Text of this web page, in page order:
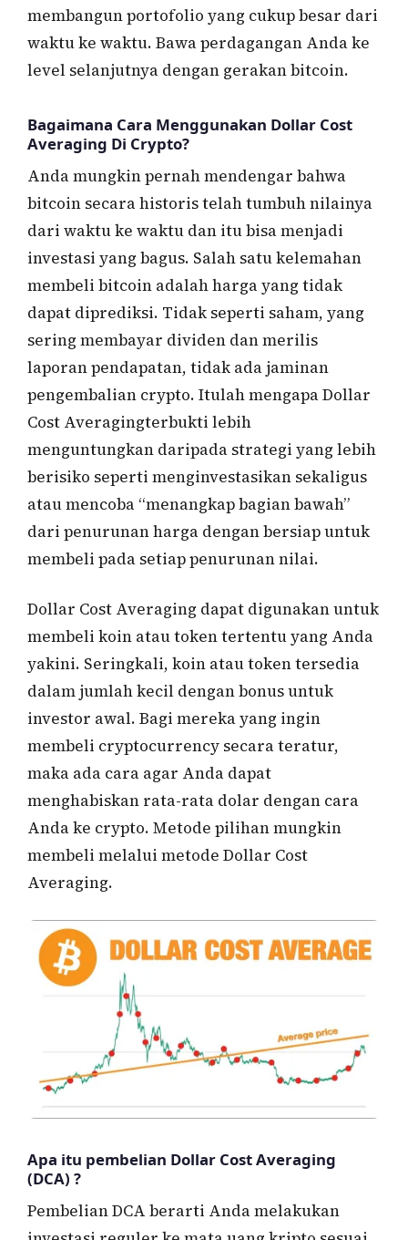
membangun portofolio yang cukup besar dari
waktu ke waktu. Bawa perdagangan Anda ke
level selanjutnya dengan gerakan bitcoin.
Bagaimana Cara Menggunakan Dollar Cost
Averaging Di Crypto?
Anda mungkin pernah mendengar bahwa
bitcoin secara historis telah tumbuh nilainya
dari waktu ke waktu dan itu bisa menjadi
investasi yang bagus. Salah satu kelemahan
membeli bitcoin adalah harga yang tidak
dapat diprediksi. Tidak seperti saham, yang
sering membayar dividen dan merilis
laporan pendapatan, tidak ada jaminan
pengembalian crypto. Itulah mengapa Dollar
Cost Averagingterbukti lebih
menguntungkan daripada strategi yang lebih
berisiko seperti menginvestasikan sekaligus
atau mencoba “menangkap bagian bawah”
dari penurunan harga dengan bersiap untuk
membeli pada setiap penurunan nilai.
Dollar Cost Averaging dapat digunakan untuk
membeli koin atau token tertentu yang Anda
yakini. Seringkali, koin atau token tersedia
dalam jumlah kecil dengan bonus untuk
investor awal. Bagi mereka yang ingin
membeli cryptocurrency secara teratur,
maka ada cara agar Anda dapat
menghabiskan rata-rata dolar dengan cara
Anda ke crypto. Metode pilihan mungkin
membeli melalui metode Dollar Cost
Averaging.
Apa itu pembelian Dollar Cost Averaging
(DCA) ?
Pembelian DCA berarti Anda melakukan